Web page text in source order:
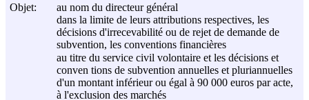
Objet:
au nom du directeur général
dans la limite de leurs attributions respectives, les
décisions d'irrecevabilité ou de rejet de demande de
subvention, les conventions financières
au titre du service civil volontaire et les décisions et
conven tions de subvention annuelles et pluriannuelles
d'un montant inférieur ou égal à 90 000 euros par acte,
à l'exclusion des marchés